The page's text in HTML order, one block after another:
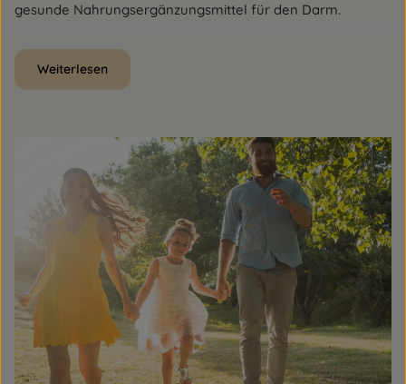
gesunde Nahrungsergänzungsmittel für den Darm.
Weiterlesen